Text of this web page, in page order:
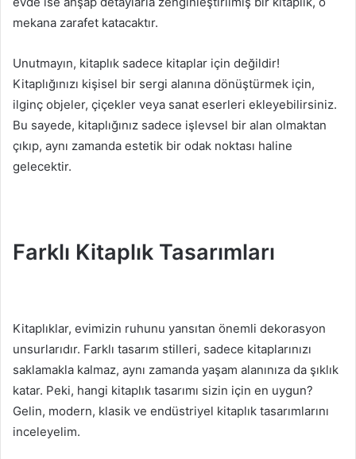
mekana zarafet katacaktır.
Unutmayın, kitaplık sadece kitaplar için değildir!
Kitaplığınızı kişisel bir sergi alanına dönüştürmek için,
ilginç objeler, çiçekler veya sanat eserleri ekleyebilirsiniz.
Bu sayede, kitaplığınız sadece işlevsel bir alan olmaktan
çıkıp, aynı zamanda estetik bir odak noktası haline
gelecektir.
Farklı Kitaplık Tasarımları
Kitaplıklar, evimizin ruhunu yansıtan önemli dekorasyon
unsurlarıdır. Farklı tasarım stilleri, sadece kitaplarınızı
saklamakla kalmaz, aynı zamanda yaşam alanınıza da şıklık
katar. Peki, hangi kitaplık tasarımı sizin için en uygun?
Gelin, modern, klasik ve endüstriyel kitaplık tasarımlarını
inceleyelim.